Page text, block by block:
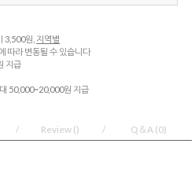
3,500원, 지역별
따라 변동될 수 있습니다
지급
50,000~20,000원 지급
Review () Q＆A (0)